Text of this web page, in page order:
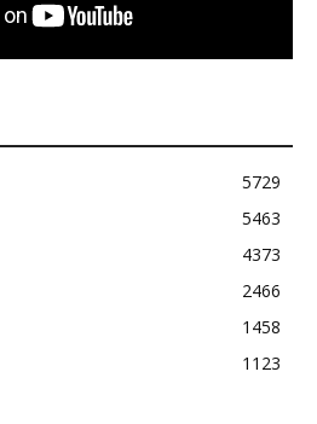
5729
5463
4373
2466
1458
1123